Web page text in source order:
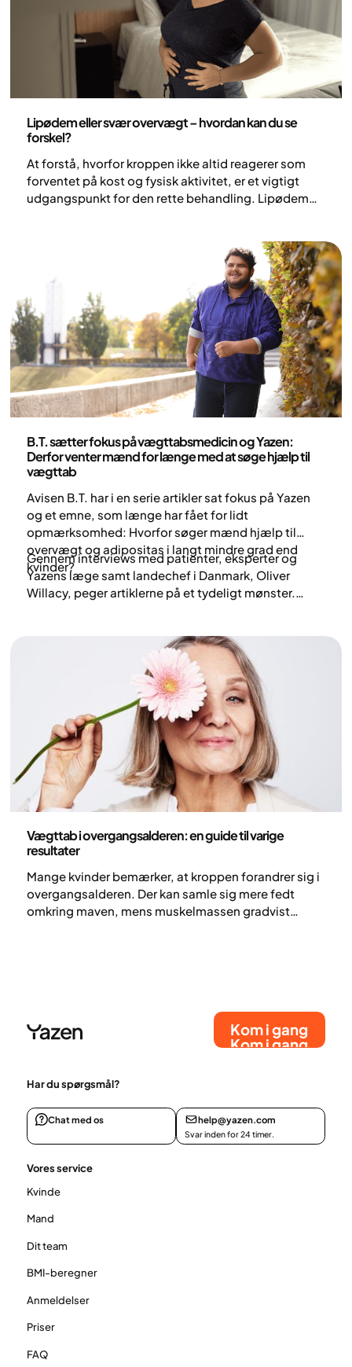
Lipødem eller svær overvægt – hvordan kan du se
forskel?
At forstå, hvorfor kroppen ikke altid reagerer som
forventet på kost og fysisk aktivitet, er et vigtigt
udgangspunkt for den rette behandling. Lipødem
underliggende mekanismer. De kan også
forekomme samtidig, hvilket kan gøre det kliniske
billede mere kompliceret.
B.T. sætter fokus på vægttabsmedicin og Yazen:
Derfor venter mænd for længe med at søge hjælp til
vægttab
Avisen B.T. har i en serie artikler sat fokus på Yazen
og et emne, som længe har fået for lidt
opmærksomhed: Hvorfor søger mænd hjælp til
overvægt og adipositas i langt mindre grad end
kvinder?
Gennem interviews med patienter, eksperter og
Yazens læge samt landechef i Danmark, Oliver
Willacy, peger artiklerne på et tydeligt mønster.
Vægttab i overgangsalderen: en guide til varige
resultater
Mange kvinder bemærker, at kroppen forandrer sig i
overgangsalderen. Der kan samle sig mere fedt
omkring maven, mens muskelmassen gradvist
Kom i gang
Kom i gang
Har du spørgsmål?
Chat med os help@yazen.com
Svar inden for 24 timer.
Vores service
Kvinde
Mand
Dit team
BMI-beregner
Anmeldelser
Priser
FAQ